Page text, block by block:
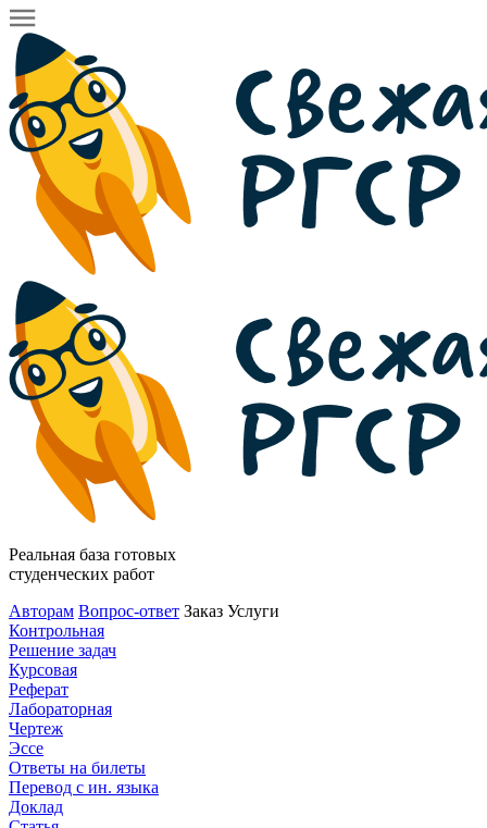
Реальная база готовых
студенческих работ
Авторам Вопрос-ответ Заказ Услуги
Контрольная
Решение задач
Курсовая
Реферат
Лабораторная
Чертеж
Эссе
Ответы на билеты
Перевод с ин. языка
Доклад